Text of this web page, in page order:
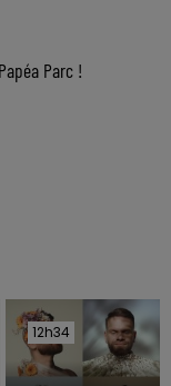
Parc !
12h34
12h34